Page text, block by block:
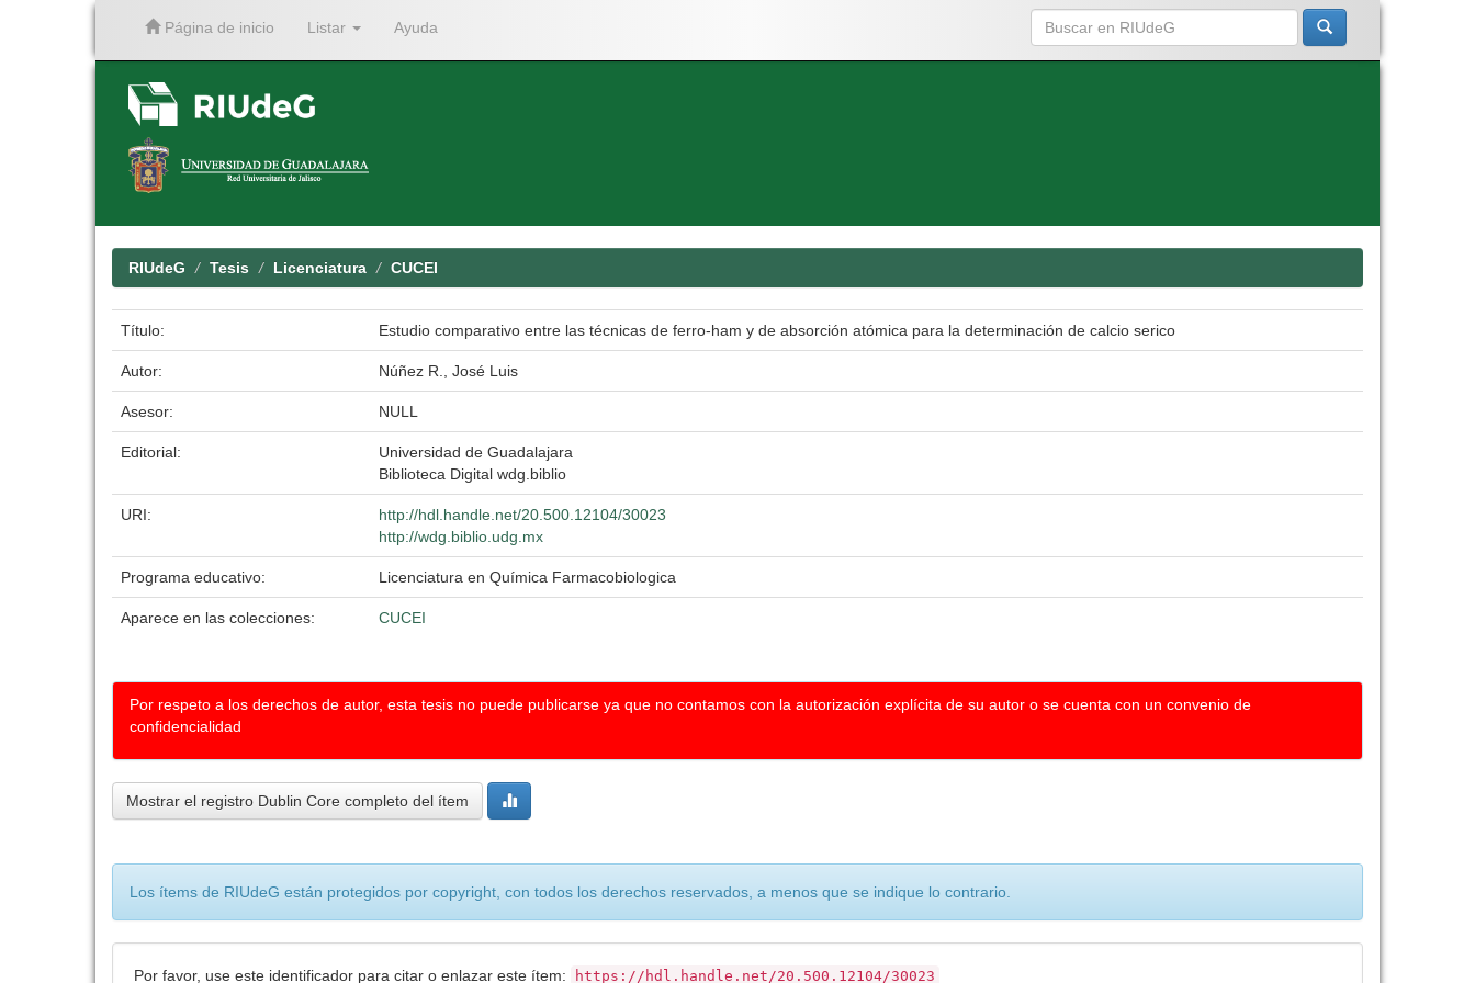
Página de inicio Listar Ayuda
RIUdeG Tesis Licenciatura CUCEI
Título: Estudio comparativo entre las técnicas de ferro-ham y de absorción atómica para la determinación de calcio serico
Autor: Núñez R., José Luis
Asesor: NULL
Editorial:
Universidad de Guadalajara
Biblioteca Digital wdg.biblio
URI:
http://hdl.handle.net/20.500.12104/30023
http://wdg.biblio.udg.mx
Programa educativo: Licenciatura en Química Farmacobiologica
Aparece en las colecciones: CUCEI
Por respeto a los derechos de autor, esta tesis no puede publicarse ya que no contamos con la autorización explícita de su autor o se cuenta con un convenio de
confidencialidad
Mostrar el registro Dublin Core completo del ítem
Los ítems de RIUdeG están protegidos por copyright, con todos los derechos reservados, a menos que se indique lo contrario.
Por favor, use este identificador para citar o enlazar este ítem: https://hdl.handle.net/20.500.12104/30023